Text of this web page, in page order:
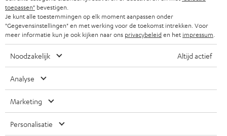
c
u
m
e
t
e
n
.
p
r
o
u
G
a
r
a
t
i
Wettelijke garantie
u
d
C
Jouw persoonlijk koopadvies
toepassen" bevestigen.
Je kunt alle toestemmingen op elk moment aanpassen onder
"Gegevensinstellingen" en met werking voor de toekomst intrekken. Voor
meer informatie kun je ook kijken naar ons privacybeleiden het impressum
Noodzakelijk Altijd actief
Analyse
Marketing
Personalisatie